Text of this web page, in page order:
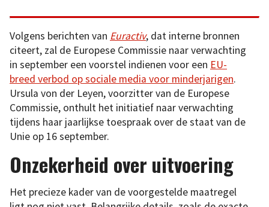
Volgens berichten van Euractiv, dat interne bronnen
citeert, zal de Europese Commissie naar verwachting
in september een voorstel indienen voor een EU-
breed verbod op sociale media voor minderjarigen.
Ursula von der Leyen, voorzitter van de Europese
Commissie, onthult het initiatief naar verwachting
tijdens haar jaarlijkse toespraak over de staat van de
Unie op 16 september.
Onzekerheid over uitvoering
Het precieze kader van de voorgestelde maatregel